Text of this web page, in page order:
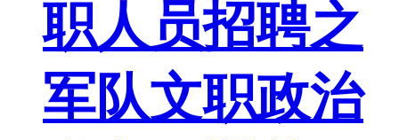
职人员招聘之
军队文职政治